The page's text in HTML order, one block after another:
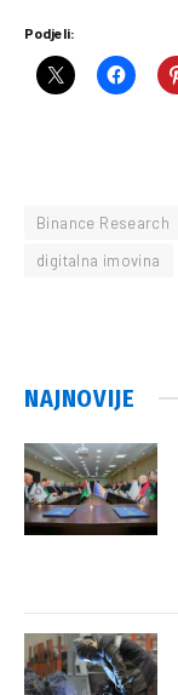
Podjeli:
Binance Research
digitalna imovina
NAJNOVIJE